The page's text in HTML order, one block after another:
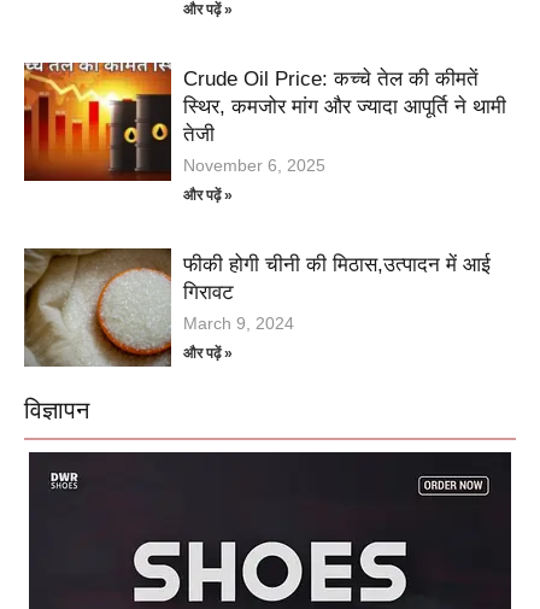
और पढ़ें »
Crude Oil Price: कच्चे तेल की कीमतें
स्थिर, कमजोर मांग और ज्यादा आपूर्ति ने थामी
तेजी
November 6, 2025
और पढ़ें »
फीकी होगी चीनी की मिठास,उत्पादन में आई
गिरावट
March 9, 2024
और पढ़ें »
विज्ञापन